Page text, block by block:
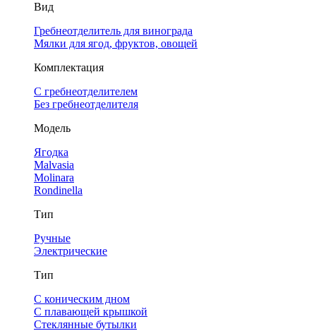
Вид
Гребнеотделитель для винограда
Мялки для ягод, фруктов, овощей
Комплектация
С гребнеотделителем
Без гребнеотделителя
Модель
Ягодка
Malvasia
Molinara
Rondinella
Тип
Ручные
Электрические
Тип
С коническим дном
С плавающей крышкой
Стеклянные бутылки